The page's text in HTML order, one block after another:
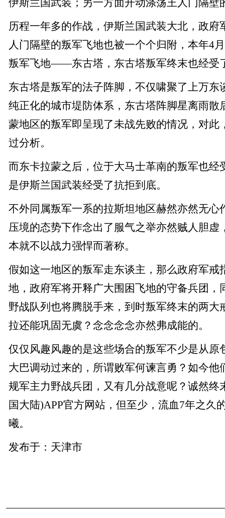
伊斯兰国武装；另一方面开动涤荡王人门隔壁
历程一年多的作战，伊斯兰国武装大北，政府
人门隔壁的叛军飞地也被一个个归附，本年4
叛军飞地——东古塔，东古塔叛军终末也经受
东古塔是叛军的法子阵脚，不仅啸聚了上万东
纯正化的城市堤防体系，东古塔阵脚星离雨散
蒙地区的叛军即呈现了未战先败的情况，对此
过分析。
而东卡拉蒙之后，位于大马士革南的叛军也经
是伊斯兰国武装经受了抗拒到底。
不外同属叛军一系的拉斯坦地区赫然亦然无心
压境的态势下作念出了服气之举亦然贼人胆虚
本就不以战力强悍而著称。
假如这一地区的叛军走东谈主，那么政府军戒
地，政府军将开释广大围困飞地的守备兵团，
野战队列也将腾脱手来，到时叛军终末的两
拉还能巩固无虞？念念念念亦然弗成能的。
仅仅风趣风趣的是这些场合的叛军不少是从原
大巴调动过来的，所谓败军何谏言勇？如今他
规军主力野战兵团，又有几分战意呢？诚然终
国大陆)APP官方网站，但至少，流血7年之久
曦。
发布于：天津市